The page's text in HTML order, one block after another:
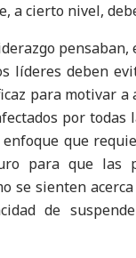
a cierto nivel,
líderes deben
para motivar
por
que
para que las
se sienten
de